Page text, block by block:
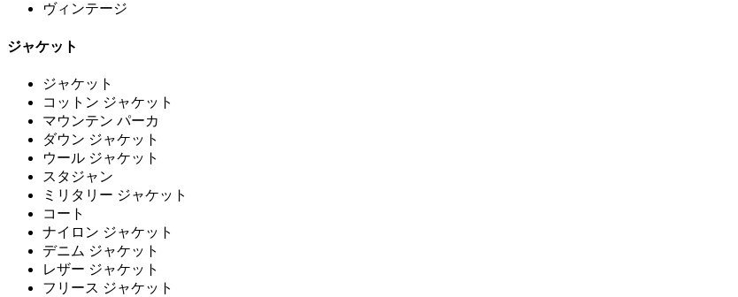
ヴィンテージ
ジャケット
ジャケット
コットン ジャケット
マウンテン パーカ
ダウン ジャケット
ウール ジャケット
スタジャン
ミリタリー ジャケット
コート
ナイロン ジャケット
デニム ジャケット
レザー ジャケット
フリース ジャケット